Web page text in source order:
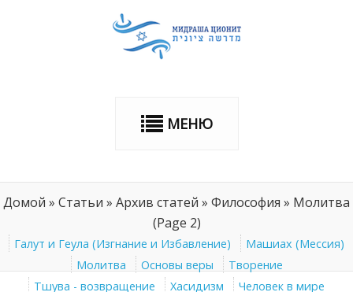
МЕНЮ
Домой » Статьи » Архив статей » Философия » Молитва
(Page 2)
Галут и Геула (Изгнание и Избавление)
Машиах (Мессия)
Молитва
Основы веры
Творение
Тшува - возвращение
Хасидизм Человек в мире